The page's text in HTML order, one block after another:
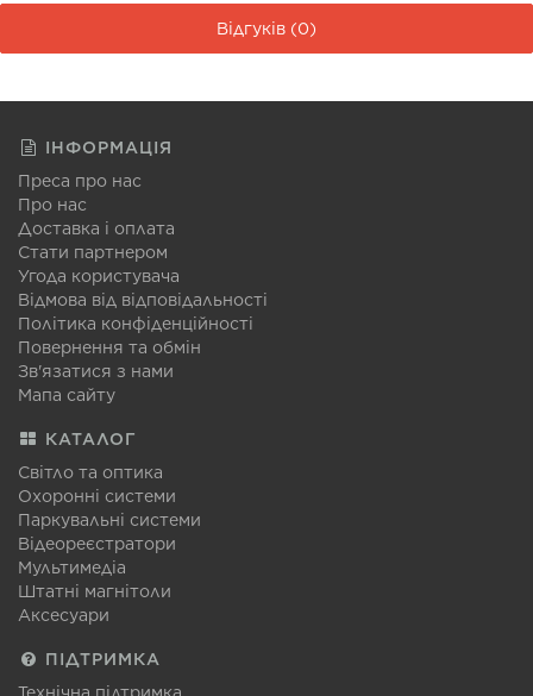
Відгуків (0)
ІНФОРМАЦІЯ
Преса про нас
Про нас
Доставка і оплата
Стати партнером
Угода користувача
Відмова від відповідальності
Політика конфіденційності
Повернення та обмін
Зв'язатися з нами
Мапа сайту
КАТАЛОГ
Світло та оптика
Охоронні системи
Паркувальні системи
Відеореєстратори
Мультимедіа
Штатні магнітоли
Аксесуари
ПІДТРИМКА